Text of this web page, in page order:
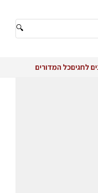
🔍
לחגיםכל המדורים